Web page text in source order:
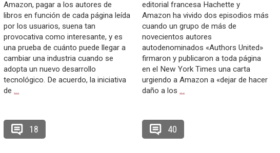
Amazon, pagar a los autores de
libros en función de cada página leída
por los usuarios, suena tan
provocativa como interesante, y es
una prueba de cuánto puede llegar a
cambiar una industria cuando se
adopta un nuevo desarrollo
tecnológico. De acuerdo, la iniciativa
de…
18
editorial francesa Hachette y
Amazon ha vivido dos episodios más
cuando un grupo de más de
novecientos autores
autodenominados «Authors United»
firmaron y publicaron a toda página
en el New York Times una carta
urgiendo a Amazon a «dejar de hacer
daño a los…
40